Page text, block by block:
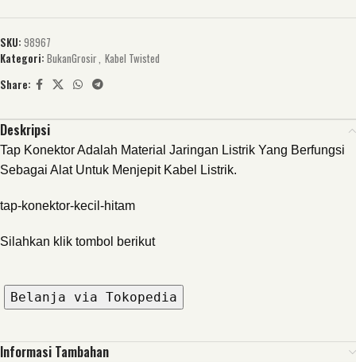
SKU: 98967
Kategori: BukanGrosir, Kabel Twisted
Share:
Deskripsi
Tap Konektor Adalah Material Jaringan Listrik Yang Berfungsi
Sebagai Alat Untuk Menjepit Kabel Listrik.
tap-konektor-kecil-hitam
Silahkan klik tombol berikut
Belanja via Tokopedia
Informasi Tambahan